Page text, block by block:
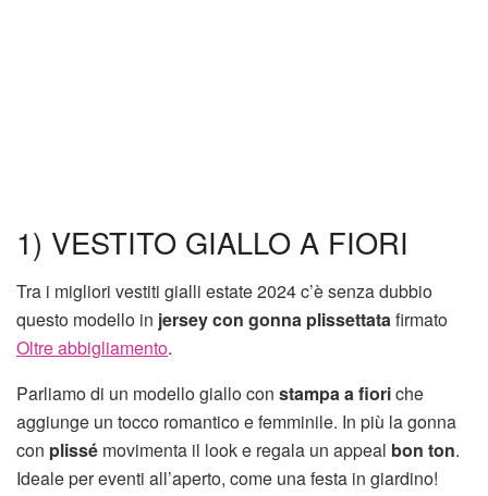
1) VESTITO GIALLO A FIORI
Tra i migliori vestiti gialli estate 2024 c’è senza dubbio
questo modello in jersey con gonna plissettatafirmato
Oltre abbigliamento.
Parliamo di un modello giallo con stampa a fioriche
aggiunge un tocco romantico e femminile. In più la gonna
con plissé movimenta il look e regala un appeal bon ton.
Ideale per eventi all’aperto, come una festa in giardino!